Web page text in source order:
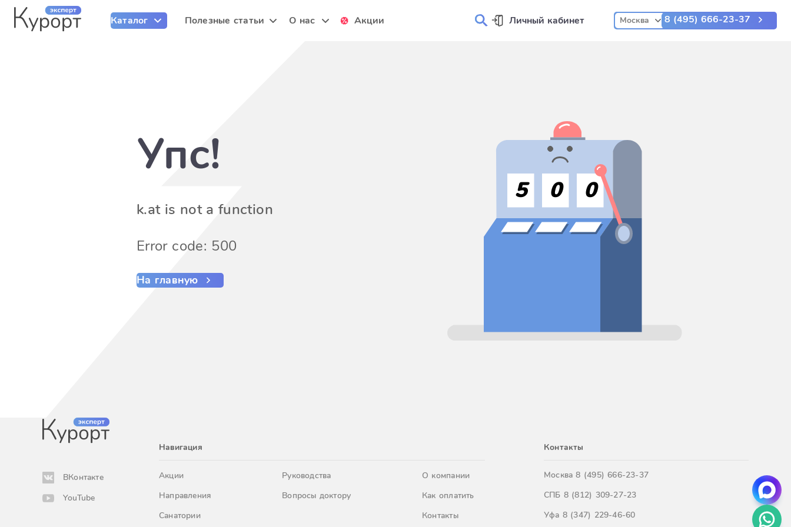
Каталог Полезные статьи О нас Акции Личный кабинет Москва 8 (495) 666-23-37
Упс!
k.at is not a function
Error code: 500
На главную
5 0 0
ВКонтакте
YouTube
Навигация
Акции
Направления
Санатории
Руководства
Вопросы доктору
О компании
Как оплатить
Контакты
Контакты
Москва8 (495) 666-23-37
СПБ 8 (812) 309-27-23
Уфа 8 (347) 229-46-60